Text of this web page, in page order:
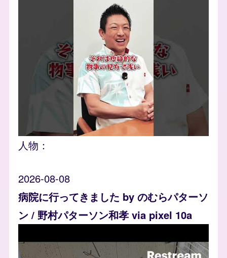
人物：
2026-08-08
病院に行ってきました by のむらパターソ
ン / 野村パターソン和孝 via pixel 10a